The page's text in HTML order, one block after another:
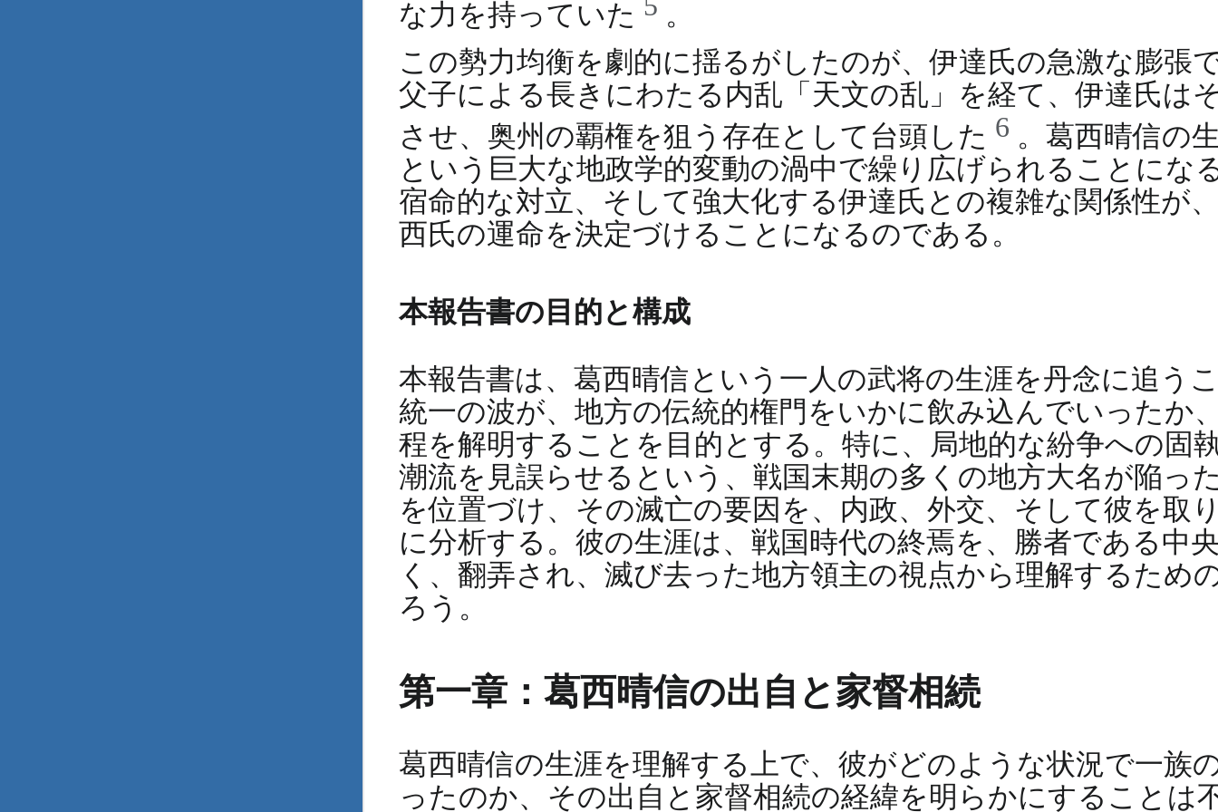
な力を持っていた
。
この勢力均衡を劇的に揺るがしたのが、伊達氏の急激な膨張
父子による長きにわたる内乱「天文の乱」を経て、伊達氏は
させ、奥州の覇権を狙う存在として台頭した 6 。葛西晴信の
という巨大な地政学的変動の渦中で繰り広げられることにな
宿命的な対立、そして強大化する伊達氏との複雑な関係性が
西氏の運命を決定づけることになるのである。
本報告書の目的と構成
本報告書は、葛西晴信という一人の武将の生涯を丹念に追う
統一の波が、地方の伝統的権門をいかに飲み込んでいったか
程を解明することを目的とする。特に、局地的な紛争への固
潮流を見誤らせるという、戦国末期の多くの地方大名が陥っ
を位置づけ、その滅亡の要因を、内政、外交、そして彼を取
に分析する。彼の生涯は、戦国時代の終焉を、勝者である中
く、翻弄され、滅び去った地方領主の視点から理解するため
ろう。
第一章：葛西晴信の出自と家督相続
葛西晴信の生涯を理解する上で、彼がどのような状況で一族
ったのか、その出自と家督相続の経緯を明らかにすることは